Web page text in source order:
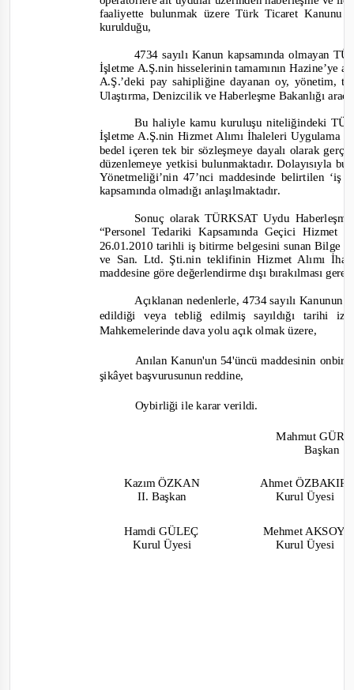
faaliyette bulunmak üzere Türk Ticaret
kurulduğu,
4734 sayılı Kanun kapsamında olmayan
İşletme A.Ş.nin hisselerinin tamamının Hazine’ye
A.Ş.’deki pay sahipliğine dayanan oy, yönetim,
Ulaştırma, Denizcilik ve Haberleşme Bakanlığı
Bu haliyle kamu kuruluşu niteliğindeki
İşletme A.Ş.nin Hizmet Alımı İhaleleri Uygulama
bedel içeren tek bir sözleşmeye dayalı olarak
düzenlemeye yetkisi bulunmaktadır. Dolayısıyla
Yönetmeliği’nin 47’nci maddesinde belirtilen ‘iş
kapsamında olmadığı anlaşılmaktadır.
Sonuç olarak TÜRKSAT Uydu
“Personel Tedariki Kapsamında Geçici
26.01.2010 tarihli iş bitirme belgesini sunan Bilge
ve San. Ltd. Şti.nin teklifinin Hizmet Alımı
maddesine göre değerlendirme dışı bırakılması
Açıklanan nedenlerle, 4734 sayılı
edildiği veya tebliğ edilmiş sayıldığı tarihi
Mahkemelerinde dava yolu açık olmak üzere,
Anılan Kanun'un 54'üncü maddesinin
şikâyet başvurusunun reddine,
Oybirliğiile karar verildi.
Mahmut
Başkan
Kazım ÖZKAN
II. Başkan
Ahmet ÖZBAKIR
Kurul Üyesi
Hamdi GÜLEÇ
Kurul Üyesi
Mehmet AKSOY
Kurul Üyesi